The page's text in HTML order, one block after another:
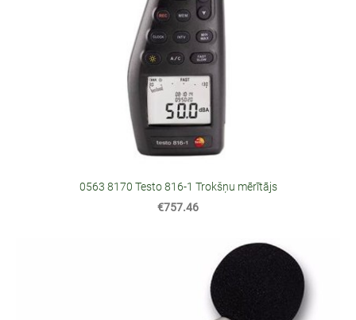
0563 8170 Testo 816-1 Trokšņu mērītājs
€757.46